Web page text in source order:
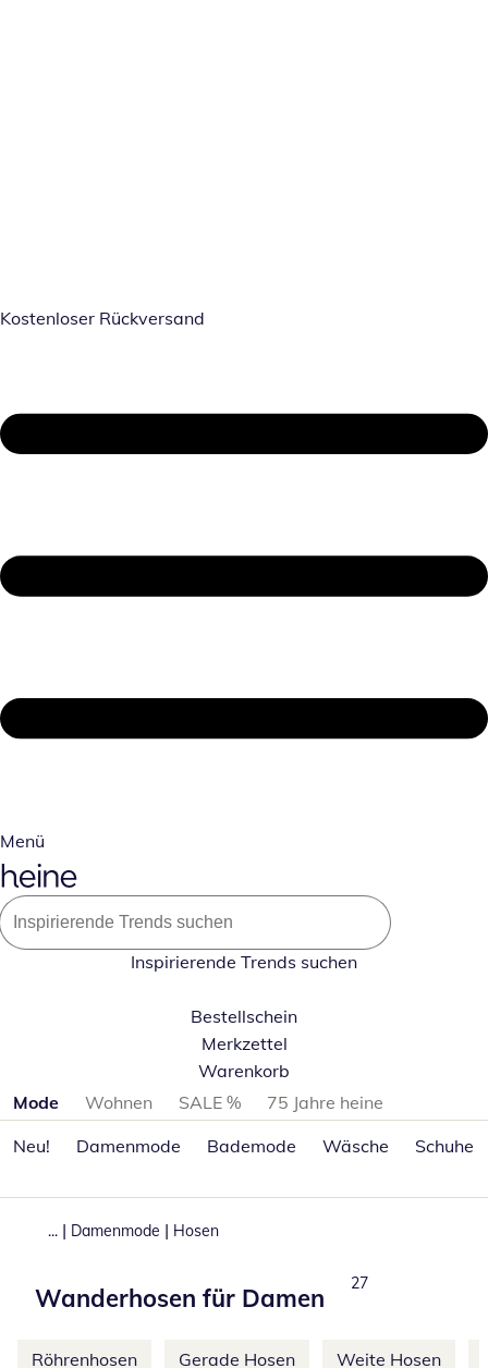
Kostenloser Rückversand
Menü
Inspirierende Trends suchen
Bestellschein
Merkzettel
Warenkorb
Produktkategorien überspringen
Mode Wohnen SALE %
75 Jahre heine
Neu!
Damenmode Bademode Wäsche Schuhe
... | Damenmode | Hosen
Wanderhosen für Damen
Produkte
27
Weitere Kategorien überspringen
Röhrenhosen Gerade Hosen Weite Hosen